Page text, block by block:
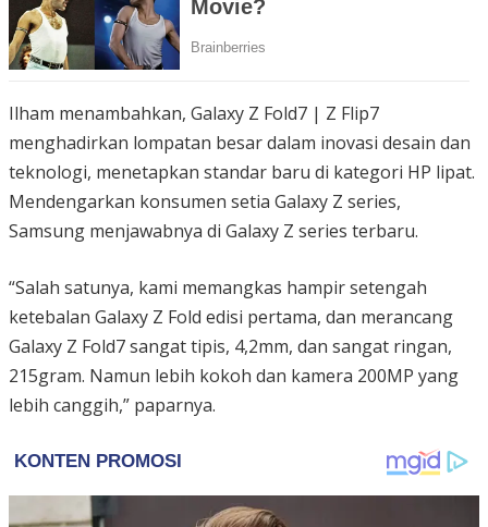
Ilham menambahkan, Galaxy Z Fold7 | Z Flip7
menghadirkan lompatan besar dalam inovasi desain dan
teknologi, menetapkan standar baru di kategori HP lipat.
Mendengarkan konsumen setia Galaxy Z series,
Samsung menjawabnya di Galaxy Z series terbaru.
“Salah satunya, kami memangkas hampir setengah
ketebalan Galaxy Z Fold edisi pertama, dan merancang
Galaxy Z Fold7 sangat tipis, 4,2mm, dan sangat ringan,
215gram. Namun lebih kokoh dan kamera 200MP yang
lebih canggih,” paparnya.